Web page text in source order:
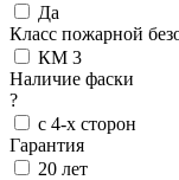
Да
Класс пожарной
КМ 3
Наличие фаски
?
с 4-х сторон
Гарантия
20 лет